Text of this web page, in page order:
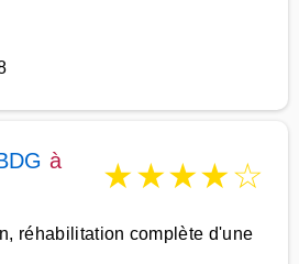
à
★★★★☆
réhabilitation complète d'une